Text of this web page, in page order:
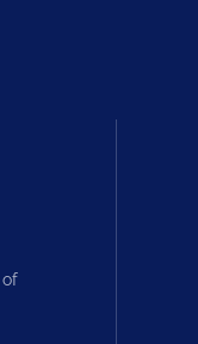
of